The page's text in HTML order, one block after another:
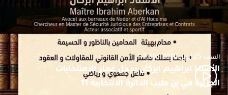
السبت 25 أبريل 2026 - 7:30
الأستاذ ابراهيم ابركان يدخل غمار الامنتخابات
الجزئية في بن طيب الدائرة الانتخابية 11